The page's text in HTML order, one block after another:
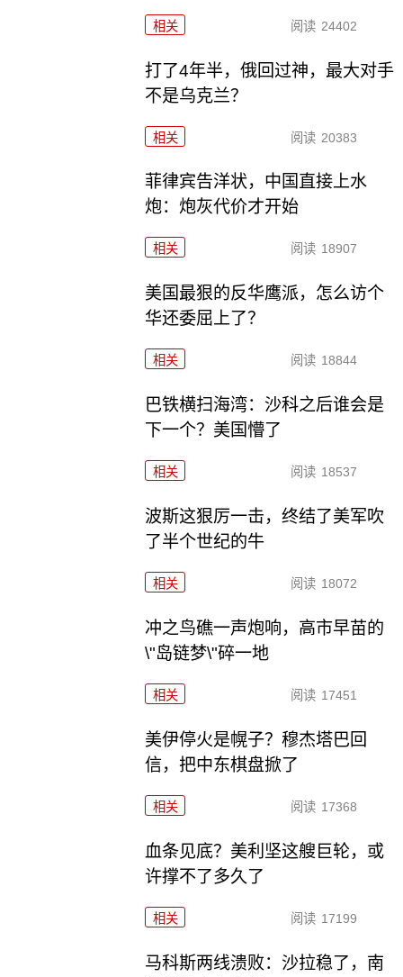
相关 阅读 24402
打了4年半，俄回过神，最大对手
不是乌克兰？
相关 阅读 20383
菲律宾告洋状，中国直接上水
炮：炮灰代价才开始
相关 阅读 18907
美国最狠的反华鹰派，怎么访个
华还委屈上了？
相关 阅读 18844
巴铁横扫海湾：沙科之后谁会是
下一个？美国懵了
相关 阅读 18537
波斯这狠厉一击，终结了美军吹
了半个世纪的牛
相关 阅读 18072
冲之鸟礁一声炮响，高市早苗的
\"岛链梦\"碎一地
相关 阅读 17451
美伊停火是幌子？穆杰塔巴回
信，把中东棋盘掀了
相关 阅读 17368
血条见底？美利坚这艘巨轮，或
许撑不了多久了
相关 阅读 17199
马科斯两线溃败：沙拉稳了，南